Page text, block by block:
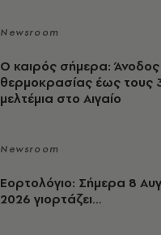
Newsroom
Ο καιρός σήμερα: Άνοδος
θερμοκρασίας έως τους
μελτέμια στο Αιγαίο
Newsroom
Εορτολόγιο: Σήμερα 8
2026 γιορτάζει…